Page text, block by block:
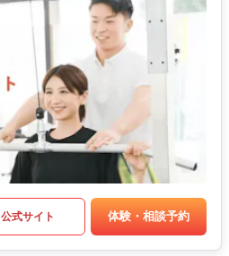
公式サイト 体験・相談予約